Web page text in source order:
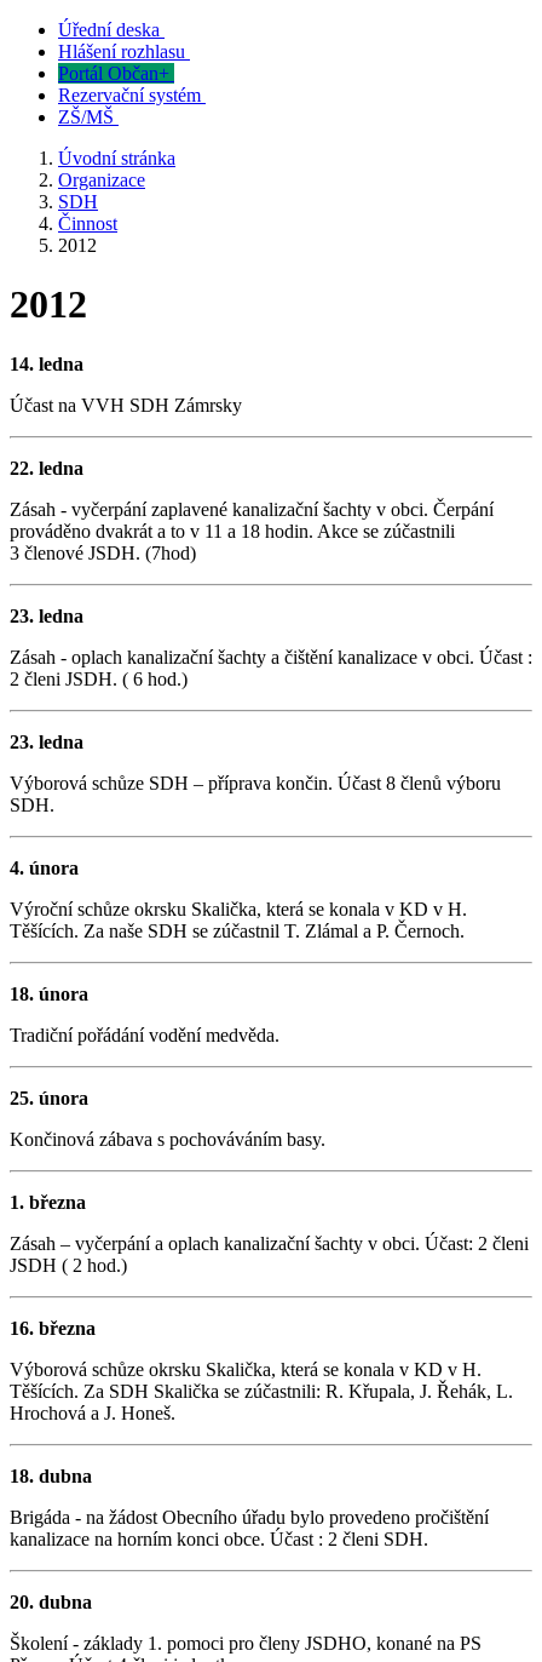
Úřední deska
Hlášení rozhlasu
Portál Občan+
Rezervační systém
ZŠ/MŠ
Úvodní stránka
Organizace
SDH
Činnost
2012
2012
14. ledna
Účast na VVH SDH Zámrsky
22. ledna
Zásah - vyčerpání zaplavené kanalizační šachty v obci. Čerpání
prováděno dvakrát a to v 11 a 18 hodin. Akce se zúčastnili
3 členové JSDH. (7hod)
23. ledna
Zásah - oplach kanalizační šachty a čištění kanalizace v obci. Účast :
2 členi JSDH. ( 6 hod.)
23. ledna
Výborová schůze SDH – příprava končin. Účast 8 členů výboru
SDH.
4. února
Výroční schůze okrsku Skalička, která se konala v KD v H.
Těšících. Za naše SDH se zúčastnil T. Zlámal a P. Černoch.
18. února
Tradiční pořádání vodění medvěda.
25. února
Končinová zábava s pochováváním basy.
1. března
Zásah – vyčerpání a oplach kanalizační šachty v obci. Účast: 2 členi
JSDH ( 2 hod.)
16. března
Výborová schůze okrsku Skalička, která se konala v KD v H.
Těšících. Za SDH Skalička se zúčastnili: R. Křupala, J. Řehák, L.
Hrochová a J. Honeš.
18. dubna
Brigáda - na žádost Obecního úřadu bylo provedeno pročištění
kanalizace na horním konci obce. Účast : 2 členi SDH.
20. dubna
Školení - základy 1. pomoci pro členy JSDHO, konané na PS